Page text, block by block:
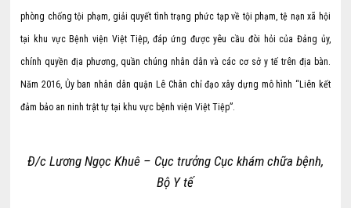
phòng chống tội phạm, giải quyết tình trạng phức tạp về tội phạm, tệ nạn xã hội
tại khu vực Bệnh viện Việt Tiệp, đáp ứng được yêu cầu đòi hỏi của Đảng ủy,
chính quyền địa phương, quần chúng nhân dân và các cơ sở y tế trên địa bàn.
Năm 2016, Ủy ban nhân dân quận Lê Chân chỉ đạo xây dựng mô hình “Liên kết
đảm bảo an ninh trật tự tại khu vực bệnh viện Việt Tiệp”.
Đ/c Lương Ngọc Khuê – Cục trưởng Cục khám chữa bệnh,
Bộ Y tế